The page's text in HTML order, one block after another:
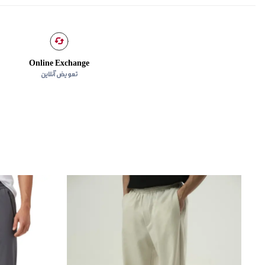
Online Exchange
تعویض آنلاین